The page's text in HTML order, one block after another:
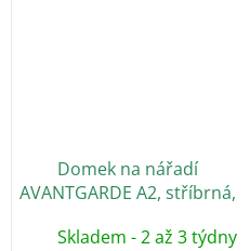
Domek na nářadí
AVANTGARDE A2, stříbrná,
Skladem - 2 až 3 týdny